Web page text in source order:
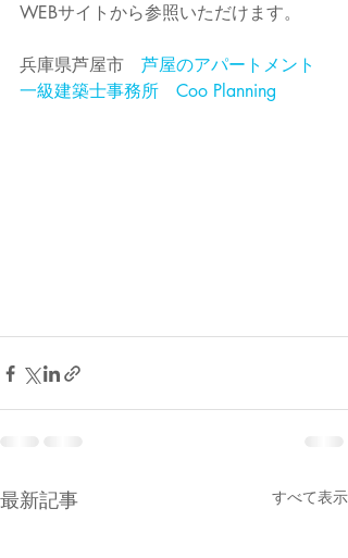
WEBサイトから参照いただけます。
兵庫県芦屋市 芦屋のアパートメント
一級建築士事務所　Coo Planning
最新記事 すべて表示